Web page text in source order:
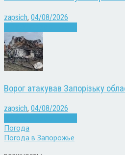
zapsich, 04/08/2026
Ворог атакував Запорізьку
zapsich, 04/08/2026
Погода
Погода в Запорожье